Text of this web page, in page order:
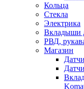
Кольца
Стекла
Электрика
Вкладыши
РВД,
Магазин